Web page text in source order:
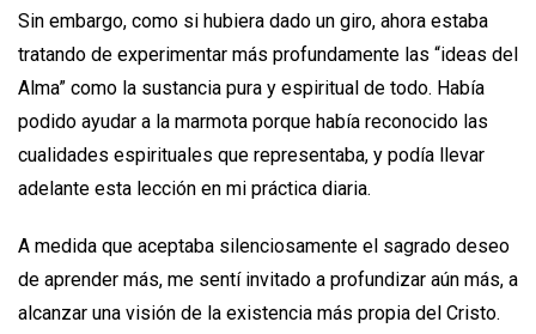
Sin embargo, como si hubiera dado un giro, ahora estaba
tratando de experimentar más profundamente las “ideas del
Alma” como la sustancia pura y espiritual de todo. Había
podido ayudar a la marmota porque había reconocido las
cualidades espirituales que representaba, y podía llevar
adelante esta lección en mi práctica diaria.
A medida que aceptaba silenciosamente el sagrado deseo
de aprender más, me sentí invitado a profundizar aún más, a
alcanzar una visión de la existencia más propia del Cristo.